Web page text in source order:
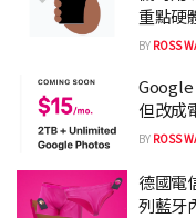
重點硬
BY ROSS
Google
但改成
BY ROSS
德國電
列藍牙